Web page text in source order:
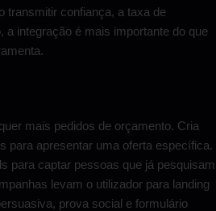
transmitir confiança, a taxa de
a integração é mais importante do que
mais pedidos de orçamento. Cria
para apresentar uma oferta específica.
para captar pessoas que já pesquisam
levam o utilizador para landing
prova social e formulário